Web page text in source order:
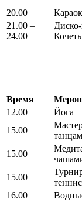
20.00
21.00 –
24.00
Время
12.00
Йога
15.00
танцам
15.00
15.00
16.00